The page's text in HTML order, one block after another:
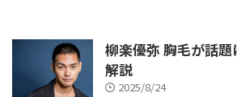
柳楽優弥 胸毛が話
解説
2025/8/24